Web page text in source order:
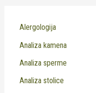
Alergologija
Analiza kamena
Analiza sperme
Analiza stolice